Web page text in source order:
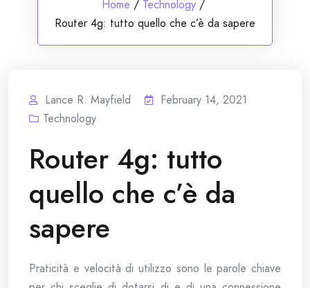
Home / Technology /
Router 4g: tutto quello che c’è da sapere
Lance R. Mayfield
February 14, 2021
Technology
Router 4g: tutto
quello che c’è da
sapere
Praticità e velocità di utilizzo sono le parole chiave